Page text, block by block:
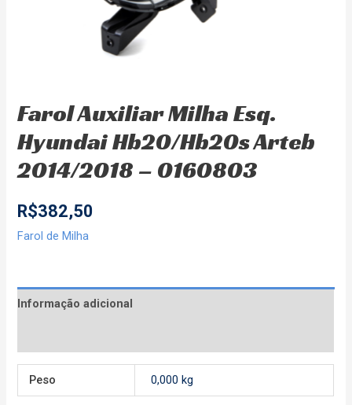
Farol Auxiliar Milha Esq.
Hyundai Hb20/Hb20s Arteb
2014/2018 – 0160803
R$382,50
Farol de Milha
Informação adicional
Peso 0,000 kg